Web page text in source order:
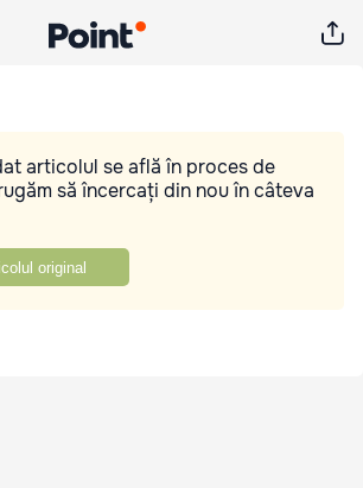
articolul se află în proces de
să încercați din nou în câteva
original